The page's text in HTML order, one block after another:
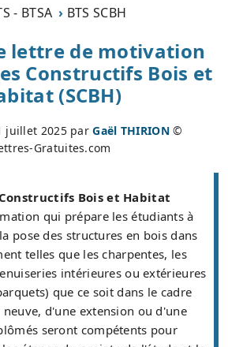
- BTSA
BTS SCBH
lettre de motivation
Constructifs Bois et
(SCBH)
juillet 2025parGaël THIRION©
Gratuites.com
Constructifs Bois et Habitat
qui prépare les étudiants à
pose des structures en bois dans
telles que les charpentes, les
intérieures ou extérieures
que ce soit dans le cadre
d'une extension ou d'une
seront compétents pour